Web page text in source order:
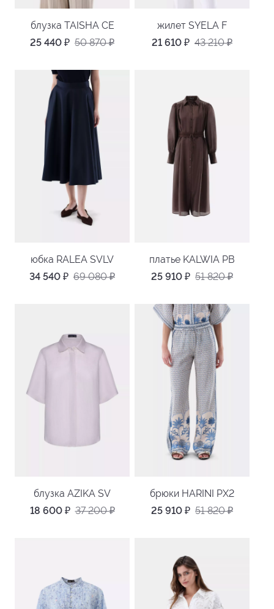
блузка TAISHA CE
25 440 ₽ 50 870₽
жилет SYELA F
21 610 ₽ 43 210₽
юбка RALEA SVLV
34 540 ₽ 69 080₽
платье KALWIA PB
25 910 ₽ 51 820₽
блузка AZIKA SV
18 600 ₽ 37 200₽
брюки HARINI PX2
25 910 ₽ 51 820₽